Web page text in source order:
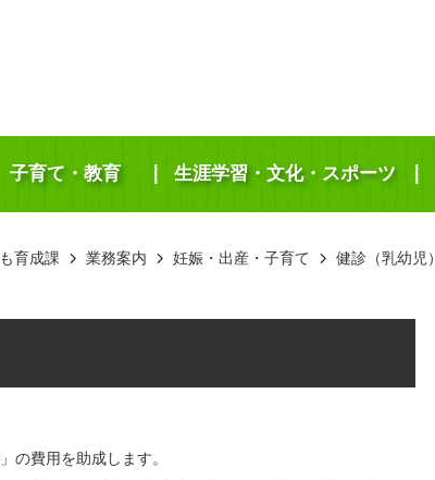
子育て・教育 生涯学習・文化・スポーツ
育成課 業務案内 妊娠・出産・子育て 健診（乳幼児）
の費用を助成します。